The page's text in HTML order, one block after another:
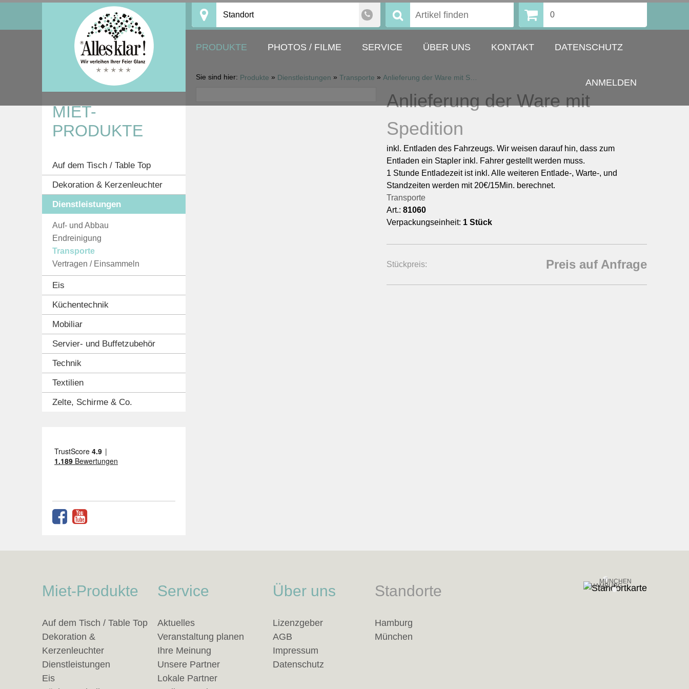
Standort Suchen 0
PRODUKTE PHOTOS / FILME SERVICE ÜBER UNS KONTAKT DATENSCHUTZ
ANMELDEN
Sie sind hier: Produkte » Dienstleistungen » Transporte »
Anlieferung der Ware mit
Spedition
inkl. Entladen des Fahrzeugs. Wir weisen darauf hin, dass zum
Entladen ein Stapler inkl. Fahrer gestellt werden muss.
1 Stunde Entladezeit ist inkl. Alle weiteren Entlade-, Warte-, und
Standzeiten werden mit 20€/15Min. berechnet.
Transporte
Art.: 81060
Verpackungseinheit: 1 Stück
Stückpreis: Preis auf Anfrage
MIET-
PRODUKTE
Auf dem Tisch / Table Top
Dekoration & Kerzenleuchter
Dienstleistungen
Auf- und Abbau
Endreinigung
Transporte
Vertragen / Einsammeln
Eis
Küchentechnik
Mobiliar
Servier- und Buffetzubehör
Technik
Textilien
Zelte, Schirme & Co.
Standorte
Hamburg
München
HAMBURG
MÜNCHEN
Miet-Produkte
Auf dem Tisch / Table Top
Dekoration &
Kerzenleuchter
Dienstleistungen
Eis
Service
Aktuelles
Veranstaltung planen
Ihre Meinung
Unsere Partner
Lokale Partner
Über uns
Lizenzgeber
AGB
Impressum
Datenschutz